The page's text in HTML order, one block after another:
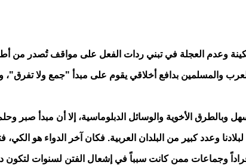
وعدم العجلة في تبني ردات الفعل على مواقف تُصدر من
والمسلمين بدافع أخلاقي يقوم على مبدأ "جمع ولا
وبالطرق الأخوية والوسائل الدبلوماسية، إلا أن مبدأ
وعدد كبير من البلدان العربية. فكان آخر الدواء هو
وجماعات ممن كانت سبباً في إشعال الفتن لسنوات لتكون